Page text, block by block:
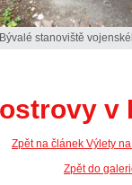
stanoviště
v
Zpět na článek Výlety
Zpět do